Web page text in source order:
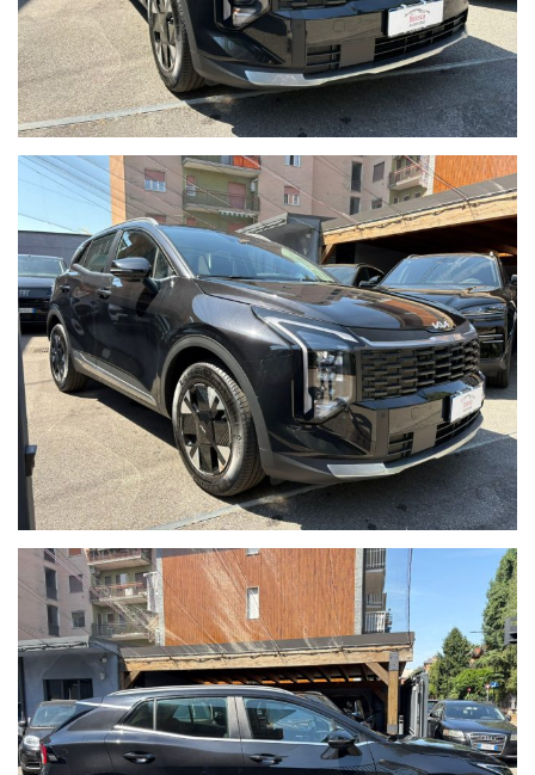
Agisci ora: le migliori occasioni sono le prime ad andare via.
Allestimento con i seguenti optional
Sensore Luci Automatiche
Sensore Pioggia Automatico
Lane assist
Cruise Control Adattivo
Lettura Cartelli Stradali
Frenata D'emergenza
Rilevatore stanchezza
Retrocamera
Apple Car Play e Android Auto
Fari Led
Clima Automatico
Keyless
Sensori di parcheggio Anteriori e Posteriori
Vetri Privacy
Operiamo nel mercato automotive da più di 65 anni con la
massima serietà e dedizione al cliente. Tutte le nostre vetture
sono garantite, hanno il chilometraggio certificato e sono
soggette a rigorosissimi controlli prima di essere messe in
vendita.
Per ulteriori informazioni:
email oppure
tel. 02 89617387